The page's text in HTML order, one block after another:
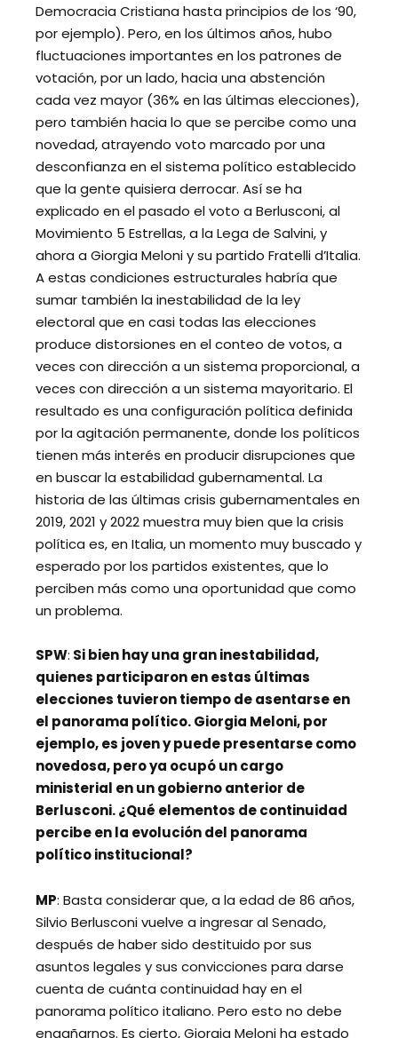
Democracia Cristiana hasta principios de los ‘90,
por ejemplo). Pero, en los últimos años, hubo
fluctuaciones importantes en los patrones de
votación, por un lado, hacia una abstención
cada vez mayor (36% en las últimas elecciones),
pero también hacia lo que se percibe como una
novedad, atrayendo voto marcado por una
desconfianza en el sistema político establecido
que la gente quisiera derrocar. Así se ha
explicado en el pasado el voto a Berlusconi, al
Movimiento 5 Estrellas, a la Lega de Salvini, y
ahora a Giorgia Meloni y su partido Fratelli d’Italia.
A estas condiciones estructurales habría que
sumar también la inestabilidad de la ley
electoral que en casi todas las elecciones
produce distorsiones en el conteo de votos, a
veces con dirección a un sistema proporcional, a
veces con dirección a un sistema mayoritario. El
resultado es una configuración política definida
por la agitación permanente, donde los políticos
tienen más interés en producir disrupciones que
en buscar la estabilidad gubernamental. La
historia de las últimas crisis gubernamentales en
2019, 2021 y 2022 muestra muy bien que la crisis
política es, en Italia, un momento muy buscado y
esperado por los partidos existentes, que lo
perciben más como una oportunidad que como
un problema.
SPW: Si bien hay una gran inestabilidad,
quienes participaron en estas últimas
elecciones tuvieron tiempo de asentarse en
el panorama político. Giorgia Meloni, por
ejemplo, es joven y puede presentarse como
novedosa, pero ya ocupó un cargo
ministerial en un gobierno anterior de
Berlusconi. ¿Qué elementos de continuidad
percibe en la evolución del panorama
político institucional?
MP: Basta considerar que, a la edad de 86 años,
Silvio Berlusconi vuelve a ingresar al Senado,
después de haber sido destituido por sus
asuntos legales y sus convicciones para darse
cuenta de cuánta continuidad hay en el
panorama político italiano. Pero esto no debe
engañarnos. Es cierto, Giorgia Meloni ha estado